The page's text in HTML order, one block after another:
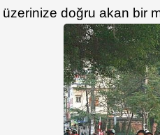
üzerinize doğru akan bir